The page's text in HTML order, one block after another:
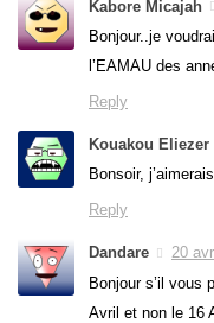
Kabore Micajah
Bonjour..je
l’EAMAU des
Reply
Kouakou Eliezer
Bonsoir,
Reply
Dandare
20
Bonjour s’il vous
Avril et non le 16